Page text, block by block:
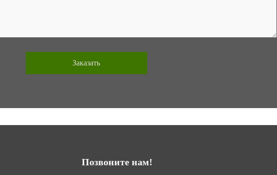
Позвоните нам!